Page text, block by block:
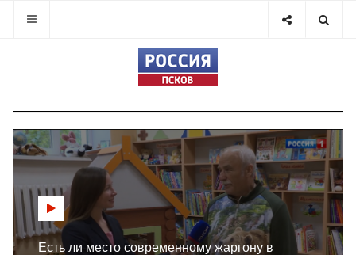
Есть ли место современному жаргону в